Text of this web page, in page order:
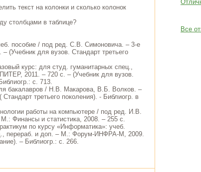
текст на колонки и сколько колонок
столбцами в таблице?
пособие / под ред. С.В. Симоновича. – 3-е
(Учебник для вузов. Стандарт третьего
курс: для студ. гуманитарных спец.,
2011. – 720 с. – (Учебник для вузов.
с. 713.
бакалавров / Н.В. Макарова, В.Б. Волков. –
третьего поколения). - Библиогр. в
работы на компьютере / под ред. И.В.
Финансы и статистика, 2008. – 255 с.
по курсу «Информатика»: учеб.
перераб. и доп. – М.: Форум-ИНФРА-М, 2009.
– Библиогр.: с. 266.
Все